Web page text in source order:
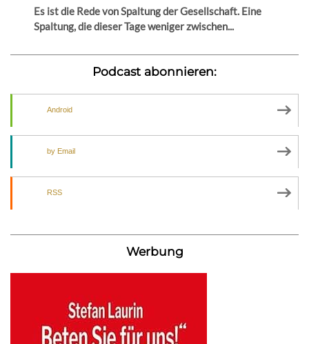
Es ist die Rede von Spaltung der Gesellschaft. Eine
Spaltung, die dieser Tage weniger zwischen...
Podcast abonnieren:
Android
by Email
RSS
Werbung